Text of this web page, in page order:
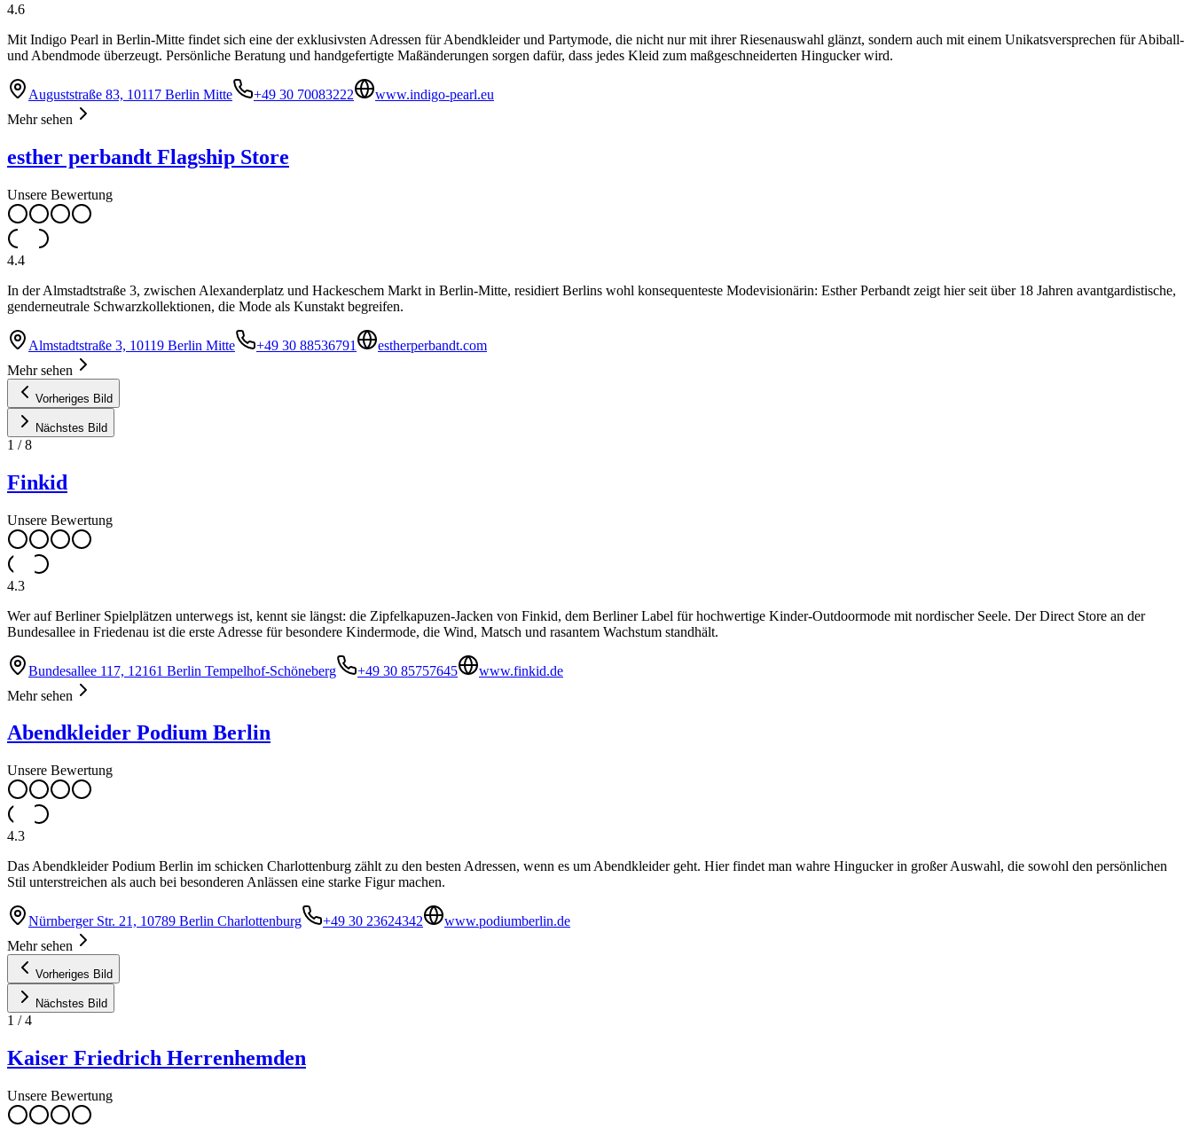
4.6
Mit Indigo Pearl in Berlin-Mitte findet sich eine der exklusivsten Adressen für Abendkleider und Partymode, die nicht nur mit ihrer Riesenauswahl glänzt, sondern auch mit einem Unikatsversprechen für Abiball-
und Abendmode überzeugt. Persönliche Beratung und handgefertigte Maßänderungen sorgen dafür, dass jedes Kleid zum maßgeschneiderten Hingucker wird.
Auguststraße 83, 10117 Berlin Mitte +49 30 70083222
www.indigo-pearl.eu
Mehr sehen
esther perbandt Flagship Store
Unsere Bewertung
4.4
In der Almstadtstraße 3, zwischen Alexanderplatz und Hackeschem Markt in Berlin-Mitte, residiert Berlins wohl konsequenteste Modevisionärin: Esther Perbandt zeigt hier seit über 18 Jahren avantgardistische,
genderneutrale Schwarzkollektionen, die Mode als Kunstakt begreifen.
Almstadtstraße 3, 10119 Berlin Mitte +49 30 88536791
estherperbandt.com
Mehr sehen
Vorheriges Bild
Nächstes Bild
1 /8
Finkid
Unsere Bewertung
4.3
Wer auf Berliner Spielplätzen unterwegs ist, kennt sie längst: die Zipfelkapuzen-Jacken von Finkid, dem Berliner Label für hochwertige Kinder-Outdoormode mit nordischer Seele. Der Direct Store an der
Bundesallee in Friedenau ist die erste Adresse für besondere Kindermode, die Wind, Matsch und rasantem Wachstum standhält.
Bundesallee 117, 12161 Berlin Tempelhof-Schöneberg +49 30 85757645
www.finkid.de
Mehr sehen
Abendkleider Podium Berlin
Unsere Bewertung
4.3
Das Abendkleider Podium Berlin im schicken Charlottenburg zählt zu den besten Adressen, wenn es um Abendkleider geht. Hier findet man wahre Hingucker in großer Auswahl, die sowohl den persönlichen
Stil unterstreichen als auch bei besonderen Anlässen eine starke Figur machen.
Nürnberger Str. 21, 10789 Berlin Charlottenburg +49 30 23624342
www.podiumberlin.de
Mehr sehen
Vorheriges Bild
Nächstes Bild
1 /4
Kaiser Friedrich Herrenhemden
Unsere Bewertung